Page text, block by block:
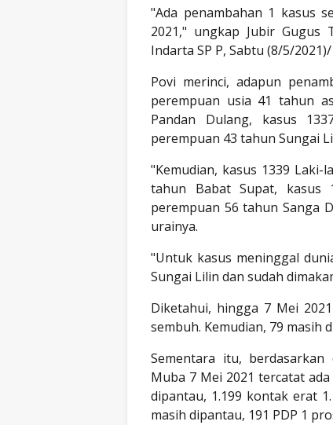
"Ada penambahan 1 kasus
2021," ungkap Jubir Gugus
Indarta SP P, Sabtu (8/5/2021)/
Povi merinci, adapun
perempuan usia 41 tahun
Pandan Dulang, kasus
perempuan 43 tahun Sungai
"Kemudian, kasus 1339 Laki-
tahun Babat Supat, kasus
perempuan 56 tahun Sanga
urainya.
"Untuk kasus meninggal
Sungai Lilin dan sudah
Diketahui, hingga 7 Mei
sembuh. Kemudian, 79 masih
Sementara itu, berdasarkan
Muba 7 Mei 2021 tercatat
dipantau, 1.199 kontak erat
masih dipantau, 191 PDP 1